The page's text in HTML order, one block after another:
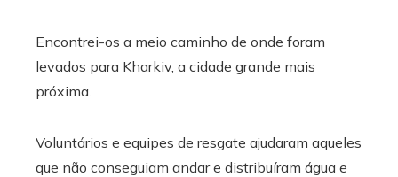
Encontrei-os a meio caminho de onde foram
levados para Kharkiv, a cidade grande mais
próxima.
Voluntários e equipes de resgate ajudaram aqueles
que não conseguiam andar e distribuíram água e